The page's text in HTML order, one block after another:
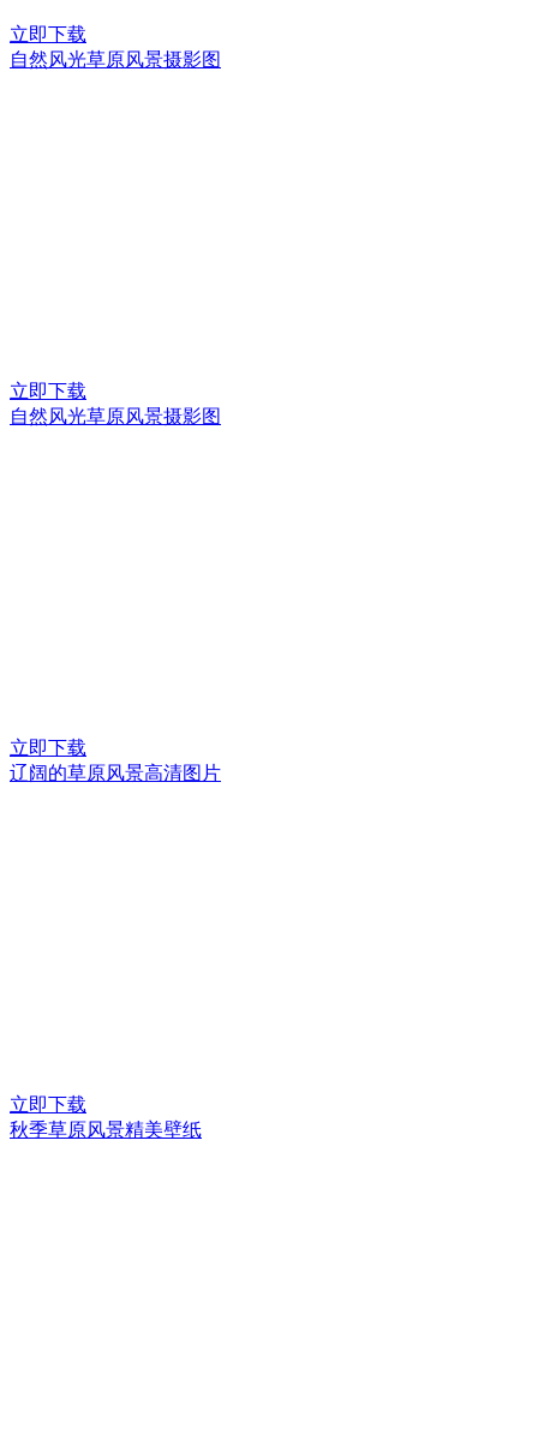
立即下载
自然风光草原风景摄影图
立即下载
自然风光草原风景摄影图
立即下载
辽阔的草原风景高清图片
立即下载
秋季草原风景精美壁纸